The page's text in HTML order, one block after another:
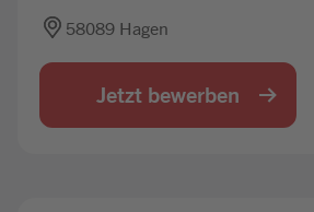
58089 Hagen
Jetzt bewerben